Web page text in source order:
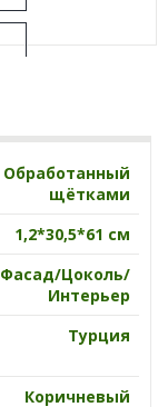
Обработанный
щётками
1,2*30,5*61 см
Фасад/Цоколь/
Интерьер
Турция
Коричневый